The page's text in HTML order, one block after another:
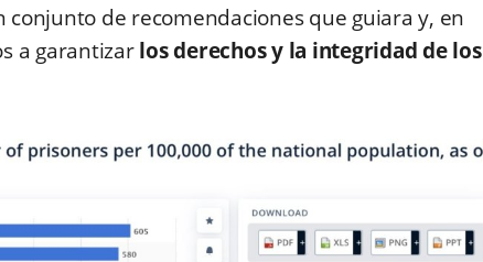
de recomendaciones que guiara y, en
a garantizarlos derechos y la integridad de los